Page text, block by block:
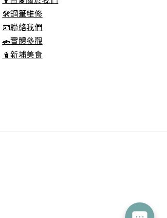
🛠️鋼筆維修
📧聯絡我們
🚗實體參觀
🧋新埔美食